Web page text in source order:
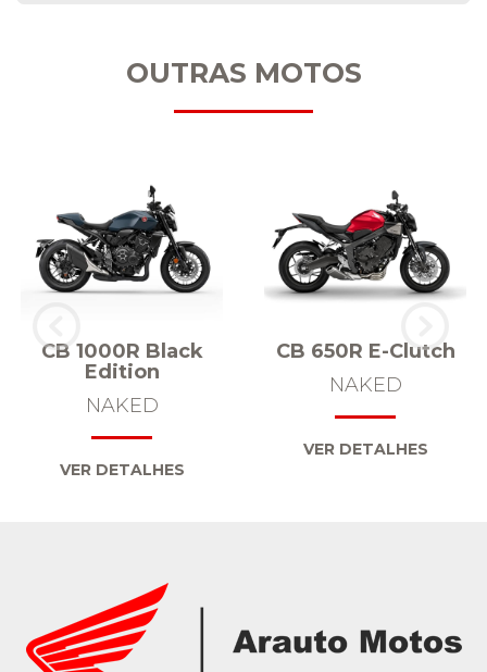
OUTRAS MOTOS
CB 1000R Black
Edition
NAKED
VER DETALHES
CB 650R E-Clutch
NAKED
VER DETALHES